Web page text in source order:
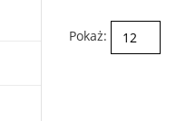
wiele
Pokaż: